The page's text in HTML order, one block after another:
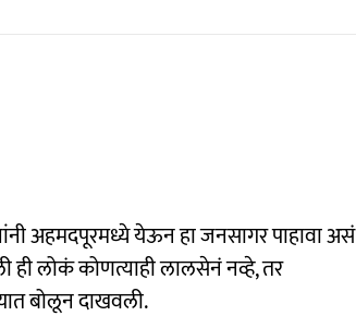
अहमदपूरमध्ये येऊन हा जनसागर पाहावा असं
ही लोकं कोणत्याही लालसेनं नव्हे, तर
बोलून दाखवली.